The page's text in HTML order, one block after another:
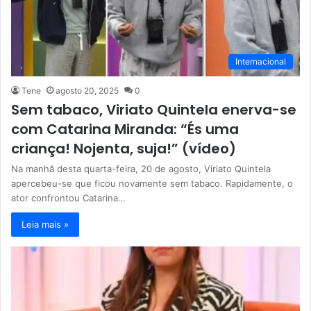
Internacional
Tene agosto 20, 2025 0
Sem tabaco, Viriato Quintela enerva-se
com Catarina Miranda: “És uma
criança! Nojenta, suja!” (vídeo)
Na manhã desta quarta-feira, 20 de agosto, Viriato Quintela
apercebeu-se que ficou novamente sem tabaco. Rapidamente, o
ator confrontou Catarina…
Leia mais »